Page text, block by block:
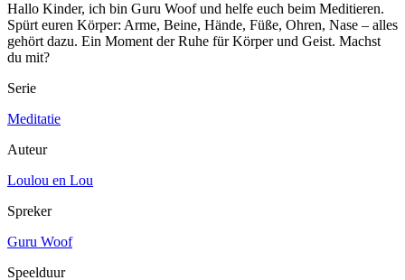
Hallo Kinder, ich bin Guru Woof und helfe euch beim Meditieren.
Spürt euren Körper: Arme, Beine, Hände, Füße, Ohren, Nase – alles
gehört dazu. Ein Moment der Ruhe für Körper und Geist. Machst
du mit?
Serie
Meditatie
Auteur
Loulou en Lou
Spreker
Guru Woof
Speelduur